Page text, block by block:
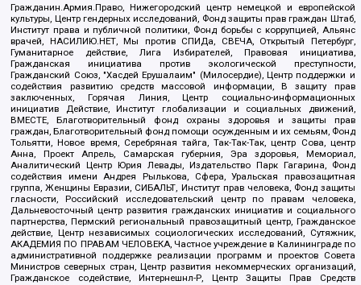
Гражданин.Армия.Право, Нижегородский центр немецкой и европейской
культуры, Центр гендерных исследований, Фонд защиты прав граждан Штаб,
Институт права и публичной политики, Фонд борьбы с коррупцией, Альянс
врачей, НАСИЛИЮ.НЕТ, Мы против СПИДа, СВЕЧА, Открытый Петербург,
Гуманитарное действие, Лига Избирателей, Правовая инициатива,
Гражданская инициатива против экологической преступности,
Гражданский Союз, "Хасдей Ерушалаим" (Милосердие), Центр поддержки и
содействия развитию средств массовой информации, В защиту прав
заключенных, Горячая Линия, Центр социально-информационных
инициатив Действие, Институт глобализации и социальных движений,
ВМЕСТЕ, Благотворительный фонд охраны здоровья и защиты прав
граждан, Благотворительный фонд помощи осужденным и их семьям, Фонд
Тольятти, Новое время, Серебряная тайга, Так-Так-Так, центр Сова, центр
Анна, Проект Апрель, Самарская губерния, Эра здоровья, Мемориал,
Аналитический Центр Юрия Левады, Издательство Парк Гагарина, Фонд
содействия имени Андрея Рылькова, Сфера, Уральская правозащитная
группа, Женщины Евразии, СИБАЛЬТ, Институт прав человека, Фонд защиты
гласности, Российский исследовательский центр по правам человека,
Дальневосточный центр развития гражданских инициатив и социального
партнерства, Пермский региональный правозащитный центр, Гражданское
действие, Центр независимых социологических исследований, Сутяжник,
АКАДЕМИЯ ПО ПРАВАМ ЧЕЛОВЕКА, Частное учреждение в Калининграде по
административной поддержке реализации программ и проектов Совета
Министров северных стран, Центр развития некоммерческих организаций,
Гражданское содействие, Интернешнл-Р, Центр Защиты Прав Средств